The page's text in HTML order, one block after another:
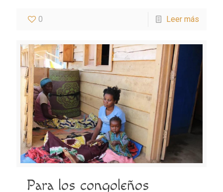
0 Leer más
Para los congoleños